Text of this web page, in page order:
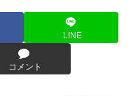
LINE
コメント